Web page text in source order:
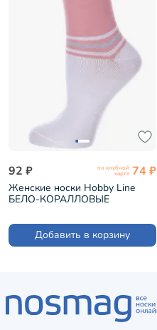
92 ₽ по клубной
карте 74 ₽
Женские носки Hobby Line
БЕЛО-КОРАЛЛОВЫЕ
Добавить в корзину